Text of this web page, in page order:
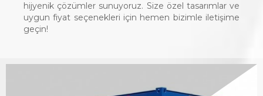
hijyenik çözümler sunuyoruz. Size özel tasarımlar ve
uygun fiyat seçenekleri için hemen bizimle iletişime
geçin!